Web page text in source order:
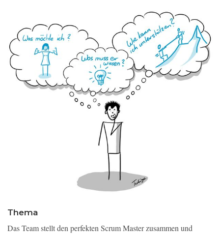
Thema
Das Team stellt den perfekten Scrum Master zusammen und